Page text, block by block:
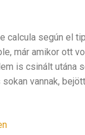
calcula según el
már amikor ott
is csinált utána
vannak,